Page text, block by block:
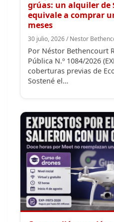
30 julio, 2026 / Nestor
Por Néstor Bethencourt
Pública N.º 1084/2026
coberturas previas de
Sostené el…
Guaymallén quedó
y al día siguiente
principiantes